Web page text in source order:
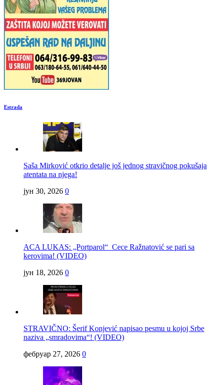
Estrada
Saša Mirković otkrio detalje još jednog stravičnog pokušaja
atentata na njega!
јун 30, 2026 0
ACA LUKAS: „Portparol“ Cece Ražnatović se pari sa
kerovima! (VIDEO)
јун 18, 2026 0
STRAVIČNO: Šerif Konjević napisao pesmu u kojoj Srbe
naziva „smradovima“! (VIDEO)
фебруар 27, 2026 0